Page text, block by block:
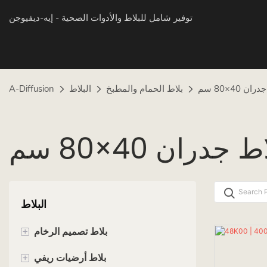
توفير شامل للبلاط والأدوات الصحية - إيه-ديفيوجن
A-Diffusion البلاط بلاط الحمام والمطبخ 40×80 سم
جدران 40×80 سم
البلاط
+ بلاط تصميم الرخام
60 × 60 سم
+ بلاط أرضيات ريفي